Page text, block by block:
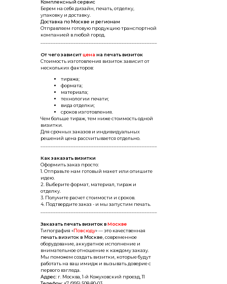
Комплексный сервис
Берем на себя дизайн, печать, отделку,
упаковку и доставку.
Доставка по Москве и регионам
Отправляем готовую продукцию транспортной
компанией в любой город.
От чего зависитцена на печать визиток
Стоимость изготовления визиток зависит от
нескольких факторов:
тиража;
формата;
материала;
технологии печати;
вида отделки;
сроков изготовления.
Чем больше тираж, тем ниже стоимость одной
визитки.
Для срочных заказов и индивидуальных
решений цена рассчитывается отдельно.
Как заказать визитки
Оформить заказ просто:
1. Отправьте нам готовый макет или опишите
идею.
2. Выберите формат, материал, тираж и
отделку.
3. Получите расчет стоимости и сроков.
4. Подтвердите заказ - и мы запустим печать.
Заказать печать визиток вМоскве
Типография «Повсюду» — это качественная
печать визиток в Москве, современное
оборудование, аккуратное исполнение и
внимательное отношение к каждому заказу.
Мы поможем создать визитки, которые будут
работать на ваш имидж и вызывать доверие с
первого взгляда.
Адрес: г. Москва, 1-й Кожуховский проезд, 11